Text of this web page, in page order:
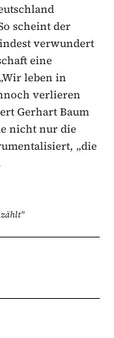
scheint der
verwundert
eine
leben in
verlieren
Gerhart Baum
nicht nur die
„die
zählt"